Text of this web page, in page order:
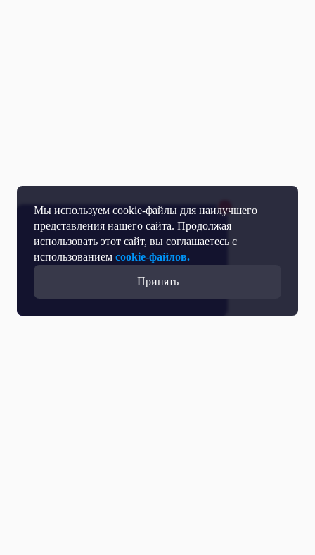
Мы используем cookie-файлы для наилучшего
представления нашего сайта. Продолжая
использовать этот сайт, вы соглашаетесь с
использованием cookie-файлов.
Принять